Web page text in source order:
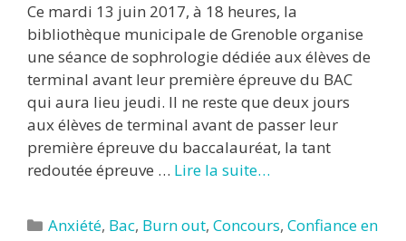
Ce mardi 13 juin 2017, à 18 heures, la
bibliothèque municipale de Grenoble organise
une séance de sophrologie dédiée aux élèves de
terminal avant leur première épreuve du BAC
qui aura lieu jeudi. Il ne reste que deux jours
aux élèves de terminal avant de passer leur
première épreuve du baccalauréat, la tant
redoutée épreuve … Lire la suite…
Catégories
Anxiété, Bac, Burn out,Concours,Confiance en